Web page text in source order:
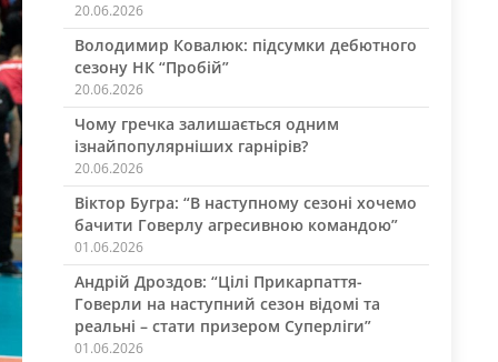
20.06.2026
Володимир Ковалюк: підсумки дебютного
сезону НК “Пробій”
20.06.2026
Чому гречка залишається одним
ізнайпопулярніших гарнірів?
20.06.2026
Віктор Бугра: “В наступному сезоні хочемо
бачити Говерлу агресивною командою”
01.06.2026
Андрій Дроздов: “Цілі Прикарпаття-
Говерли на наступний сезон відомі та
реальні – стати призером Суперліги”
01.06.2026